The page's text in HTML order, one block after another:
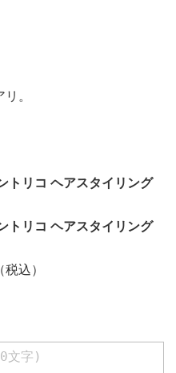
。
トリコ ヘアスタイリング
トリコ ヘアスタイリング
込）